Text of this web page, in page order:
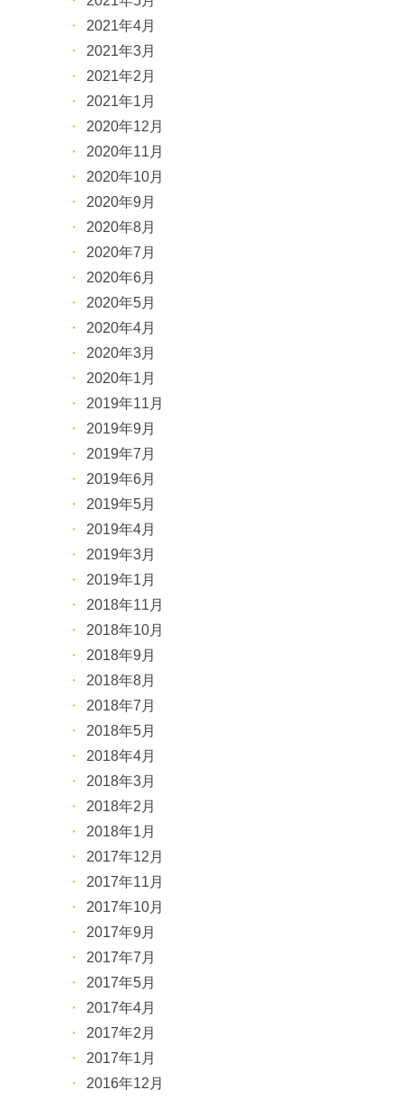
2021年4月
2021年3月
2021年2月
2021年1月
2020年12月
2020年11月
2020年10月
2020年9月
2020年8月
2020年7月
2020年6月
2020年5月
2020年4月
2020年3月
2020年1月
2019年11月
2019年9月
2019年7月
2019年6月
2019年5月
2019年4月
2019年3月
2019年1月
2018年11月
2018年10月
2018年9月
2018年8月
2018年7月
2018年5月
2018年4月
2018年3月
2018年2月
2018年1月
2017年12月
2017年11月
2017年10月
2017年9月
2017年7月
2017年5月
2017年4月
2017年2月
2017年1月
2016年12月